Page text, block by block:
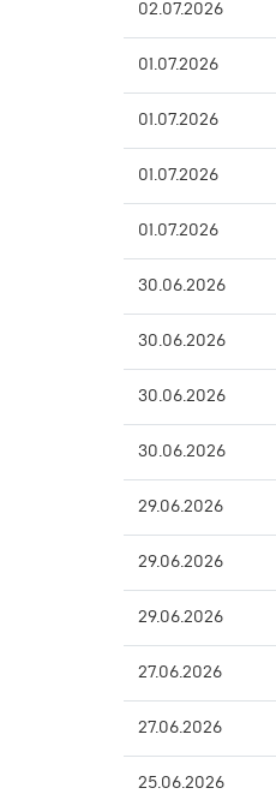
02.07.2026
01.07.2026
01.07.2026
01.07.2026
01.07.2026
30.06.2026
30.06.2026
30.06.2026
30.06.2026
29.06.2026
29.06.2026
29.06.2026
27.06.2026
27.06.2026
25.06.2026